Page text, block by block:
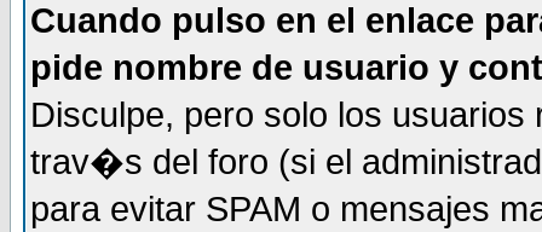
Cuando pulso en el enlace
pide nombre de usuario y
Disculpe, pero solo los
trav�s del foro (si el
para evitar SPAM o mensajes